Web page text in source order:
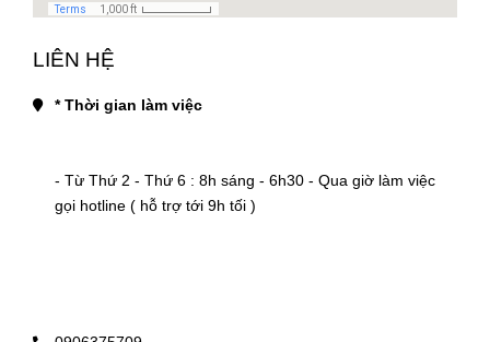
LIÊN HỆ
* Thời gian làm việc
- Từ Thứ 2 - Thứ 6 : 8h sáng - 6h30 - Qua giờ làm việc
gọi hotline ( hỗ trợ tới 9h tối )